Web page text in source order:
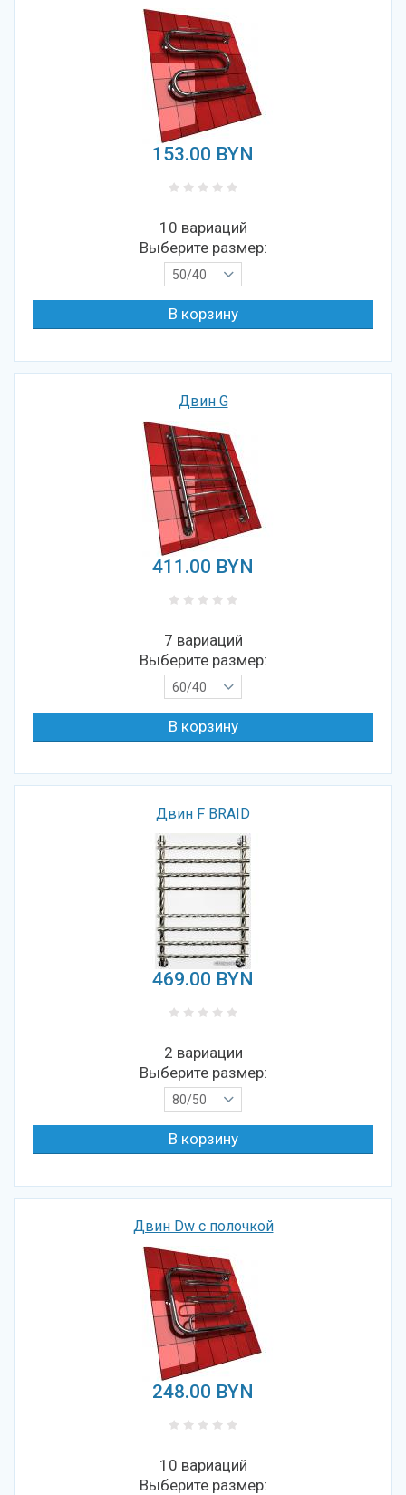
153.00 BYN
10 вариаций
Выберите размер:
50/40
Двин G
411.00 BYN
7 вариаций
Выберите размер:
60/40
Двин F BRAID
469.00 BYN
2 вариации
Выберите размер:
80/50
Двин Dw с полочкой
248.00 BYN
10 вариаций
Выберите размер: